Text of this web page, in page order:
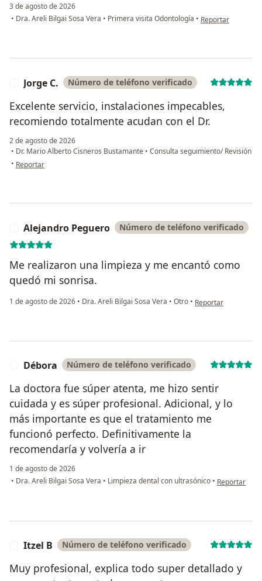
3 de agosto de 2026
• Dra. Areli Bilgai Sosa Vera • Primera visita Odontología • en opinión del
Reportar
Jorge C. Número de teléfono verificado
Excelente servicio, instalaciones impecables,
recomiendo totalmente acudan con el Dr.
2 de agosto de 2026
• Dr. Mario Alberto Cisneros Bustamante • Consulta seguimiento/ Revisión
• en opinión del usuario Jorge C.
Reportar
Alejandro Peguero Número de teléfono verificado
Me realizaron una limpieza y me encantó como
quedó mi sonrisa.
1 de agosto de 2026 • Dra. Areli Bilgai Sosa Vera • Otro • en opinión del
Reportar
Débora Número de teléfono verificado
La doctora fue súper atenta, me hizo sentir
cuidada y es súper profesional. Adicional, y lo
más importante es que el tratamiento me
funcionó perfecto. Definitivamente la
recomendaría y volvería a ir
1 de agosto de 2026
• Dra. Areli Bilgai Sosa Vera • Limpieza dental con ultrasónico • en opinión
Reportar
Itzel B Número de teléfono verificado
Muy profesional, explica todo super detallado y